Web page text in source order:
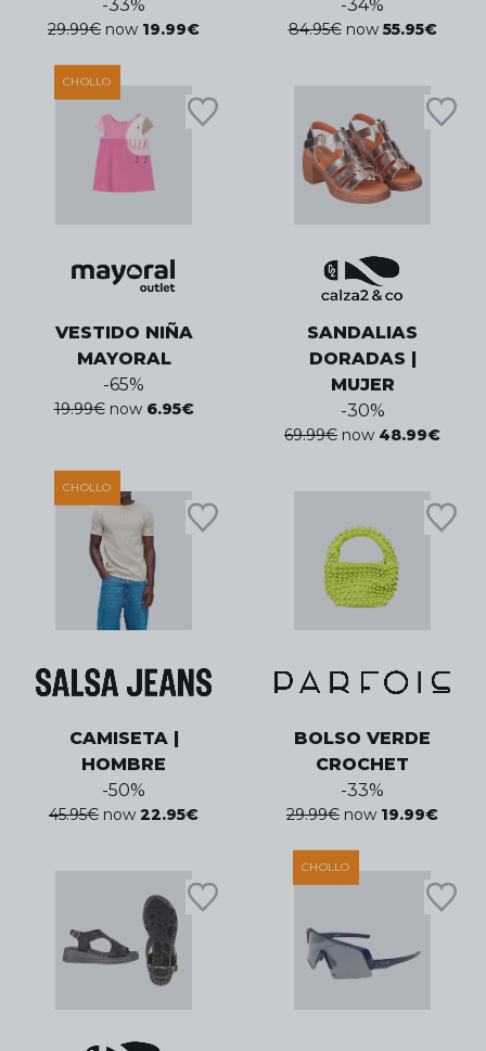
-33%
29.99€ now 19.99€
-34%
84.95€ now 55.95€
CHOLLO
VESTIDO NIÑA
MAYORAL
-65%
19.99€ now 6.95€
SANDALIAS
DORADAS |
MUJER
-30%
69.99€ now 48.99€
CHOLLO
CAMISETA |
HOMBRE
-50%
45.95€ now 22.95€
BOLSO VERDE
CROCHET
-33%
29.99€ now 19.99€
CHOLLO